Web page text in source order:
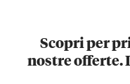
Scopri per
nostre